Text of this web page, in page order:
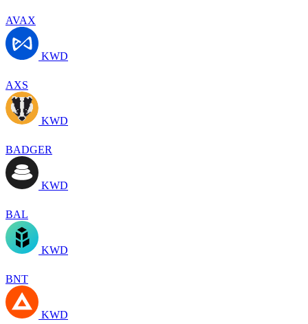
AVAX
KWD
AXS
KWD
BADGER
KWD
BAL
KWD
BNT
KWD